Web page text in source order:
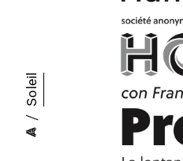
/
Soleil